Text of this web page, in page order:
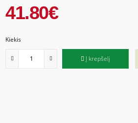
41.80€
Kiekis
Į krepšelį